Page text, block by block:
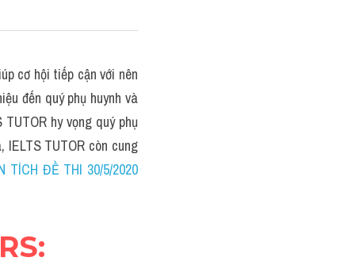
cơ hội tiếp cận với nên
đến quý phụ huynh và
hy vọng quý phụ
TUTOR còn cung
TÍCH ĐỀ THI 30/5/2020